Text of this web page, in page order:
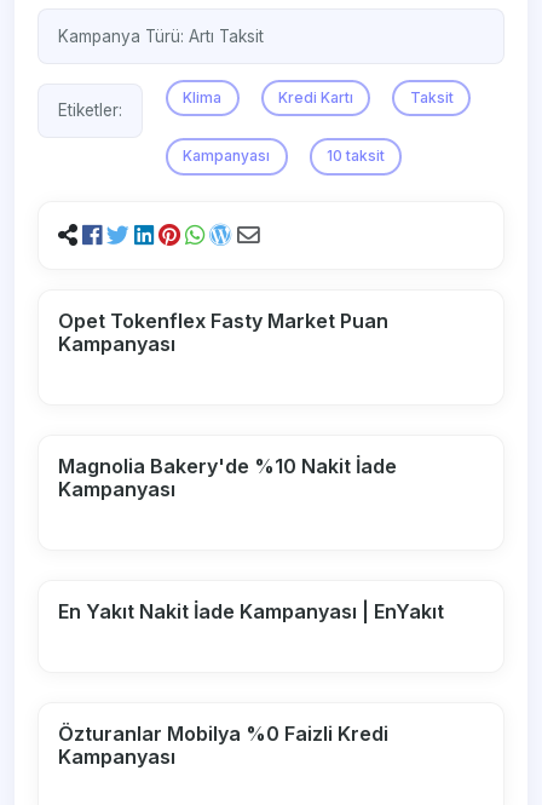
Kampanya Türü:Artı Taksit
Etiketler:
Klima Kredi Kartı Taksit
Kampanyası 10 taksit
Opet Tokenflex Fasty Market Puan
Kampanyası
Magnolia Bakery'de %10 Nakit İade
Kampanyası
En Yakıt Nakit İade Kampanyası | EnYakıt
Özturanlar Mobilya %0 Faizli Kredi
Kampanyası